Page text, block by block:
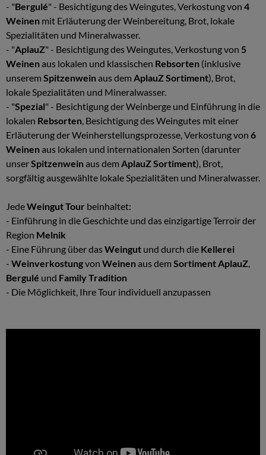
- "Bergulé" - Besichtigung des Weingutes, Verkostung von 4
Weinen mit Erläuterung der Weinbereitung, Brot, lokale
Spezialitäten und Mineralwasser.
- "AplauZ" - Besichtigung des Weingutes, Verkostung von 5
Weinenaus lokalen und klassischen Rebsorten (inklusive
unserem Spitzenweinaus dem AplauZ Sortiment), Brot,
lokale Spezialitäten und Mineralwasser.
- "Spezial" - Besichtigung der Weinberge und Einführung in die
lokalen Rebsorten, Besichtigung des Weingutes mit einer
Erläuterung der Weinherstellungsprozesse, Verkostung von 6
Weinenaus lokalen und internationalen Sorten (darunter
unserSpitzenweinaus dem AplauZ Sortiment), Brot,
sorgfältig ausgewählte lokale Spezialitäten und Mineralwasser.
JedeWeingut Tour beinhaltet:
- Einführung in die Geschichte und das einzigartige Terroir der
Region Melnik
- Eine Führung über dasWeingut und durch die Kellerei
- Weinverkostungvon Weinenaus dem Sortiment AplauZ,
Bergulé und Family Tradition
- Die Möglichkeit, Ihre Tour individuell anzupassen